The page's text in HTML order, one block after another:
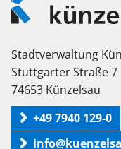
Künzelsau
Stadtverwaltung
Stuttgarter Straße 7
74653 Künzelsau
+49 7940 129-0